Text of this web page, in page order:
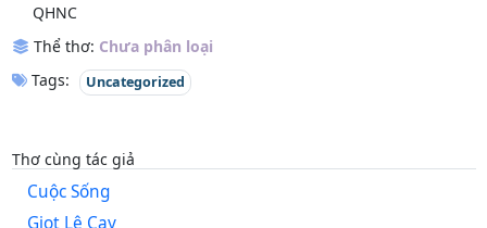
QHNC
Thể thơ: Chưa phân loại
Tags:
Uncategorized
Thơ cùng tác giả
Cuộc Sống
Giọt Lệ Cay